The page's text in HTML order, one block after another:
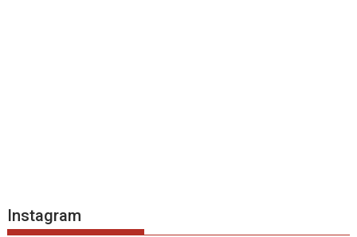
Instagram